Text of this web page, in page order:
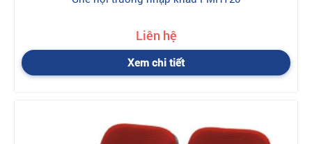
Liên hệ
Xem chi tiết